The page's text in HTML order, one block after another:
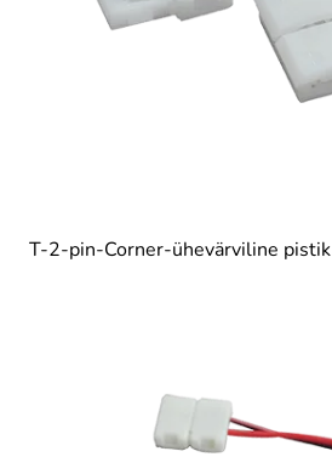
T-2-pin-Corner-ühevärviline pistik